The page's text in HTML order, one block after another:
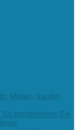
Mieten, kaufen
So kombinieren Sie